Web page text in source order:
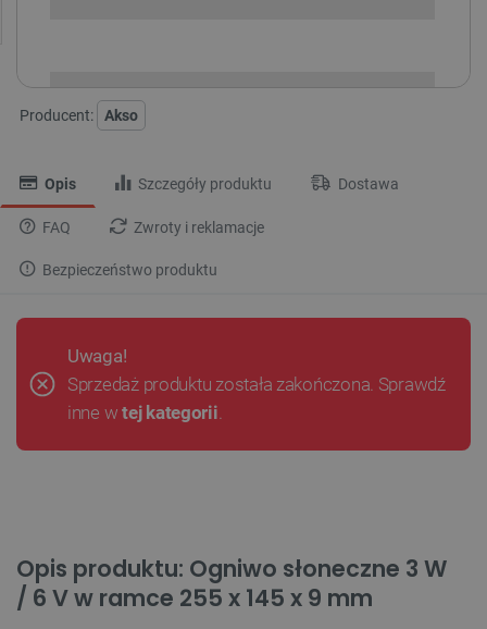
Producent: Akso
Opis Szczegóły produktu Dostawa
FAQ Zwroty i reklamacje
Bezpieczeństwo produktu
Uwaga!
Sprzedaż produktu została zakończona. Sprawdź
inne wtej kategorii.
Opis produktu: Ogniwo słoneczne 3 W
/ 6 V w ramce 255 x 145 x 9 mm